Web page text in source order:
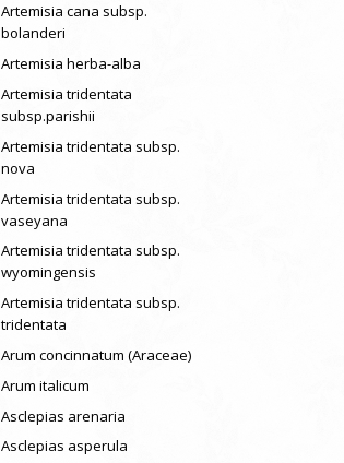
Artemisia cana subsp.
bolanderi
Artemisia herba-alba
Artemisia tridentata
subsp.parishii
Artemisia tridentata subsp.
nova
Artemisia tridentata subsp.
vaseyana
Artemisia tridentata subsp.
wyomingensis
Artemisia tridentata subsp.
tridentata
Arum concinnatum (Araceae)
Arum italicum
Asclepias arenaria
Asclepias asperula